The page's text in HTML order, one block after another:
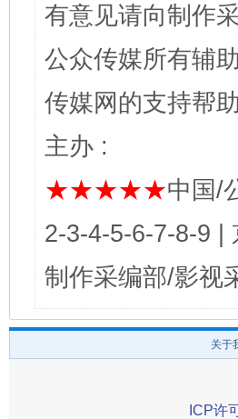
有意见请向制作
公众传媒所有辅
传媒网的支持帮
主办 :
★★★★★中国/
2-3-4-5-6-7-8-9 |
制作采编部/影视
关于
ICP许